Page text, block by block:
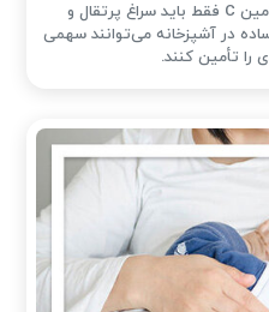
شاید تصور کنید برای دریافت ویتامین C فقط باید سراغ پرتقال و
در آشپزخانه می‌توانند سهمی
را تأمین کنند.